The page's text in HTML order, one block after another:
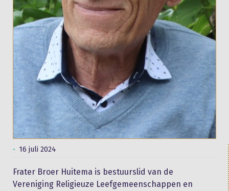
16 juli 2024
Frater Broer Huitema is bestuurslid van de
Vereniging Religieuze Leefgemeenschappen en